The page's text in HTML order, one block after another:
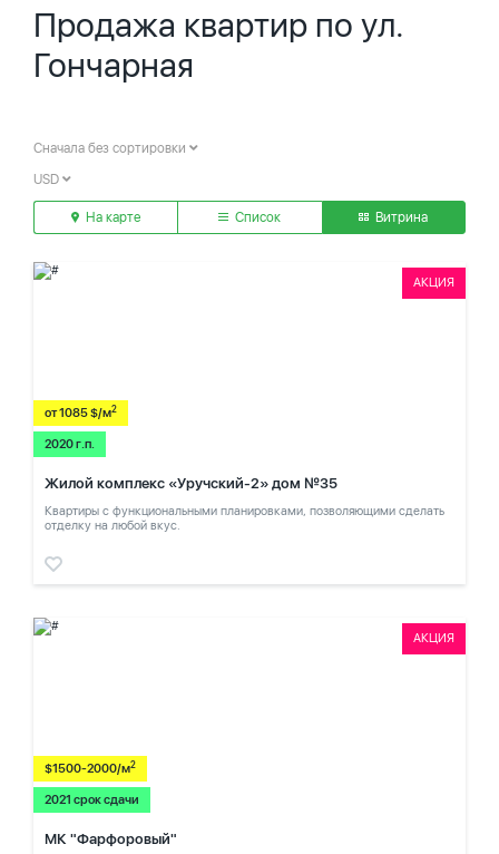
Продажа квартир по ул.
Гончарная
Сначала без сортировки
USD
На карте Список Витрина
АКЦИЯ
от 1085 $/м2
2020 г.п.
Жилой комплекс «Уручский-2» дом №35
Квартиры с функциональными планировками, позволяющими сделать
отделку на любой вкус.
АКЦИЯ
$1500-2000/м2
2021 срок сдачи
МК "Фарфоровый"